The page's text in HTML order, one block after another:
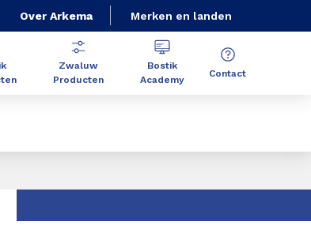
Over Arkema Merken en landen
Zwaluw
Producten
Bostik
Academy
Contact